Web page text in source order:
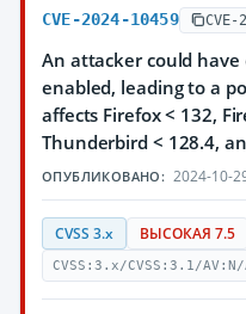
CVE-2024-10459 CVE-
An attacker could have
enabled, leading to a
affects Firefox < 132,
Thunderbird < 128.4,
ОПУБЛИКОВАНО: 2024-10-
CVSS 3.x ВЫСОКАЯ 7.5
CVSS:3.x/CVSS:3.1/